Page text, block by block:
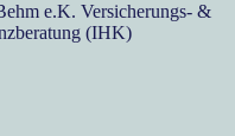
e.K. Versicherungs- &
(IHK)